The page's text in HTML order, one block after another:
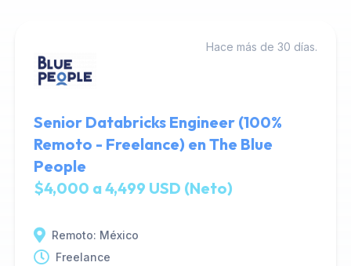
Hace más de 30 días.
Senior Databricks Engineer (100%
Remoto - Freelance) en The Blue
People
$4,000 a 4,499 USD (Neto)
Remoto: México
Freelance